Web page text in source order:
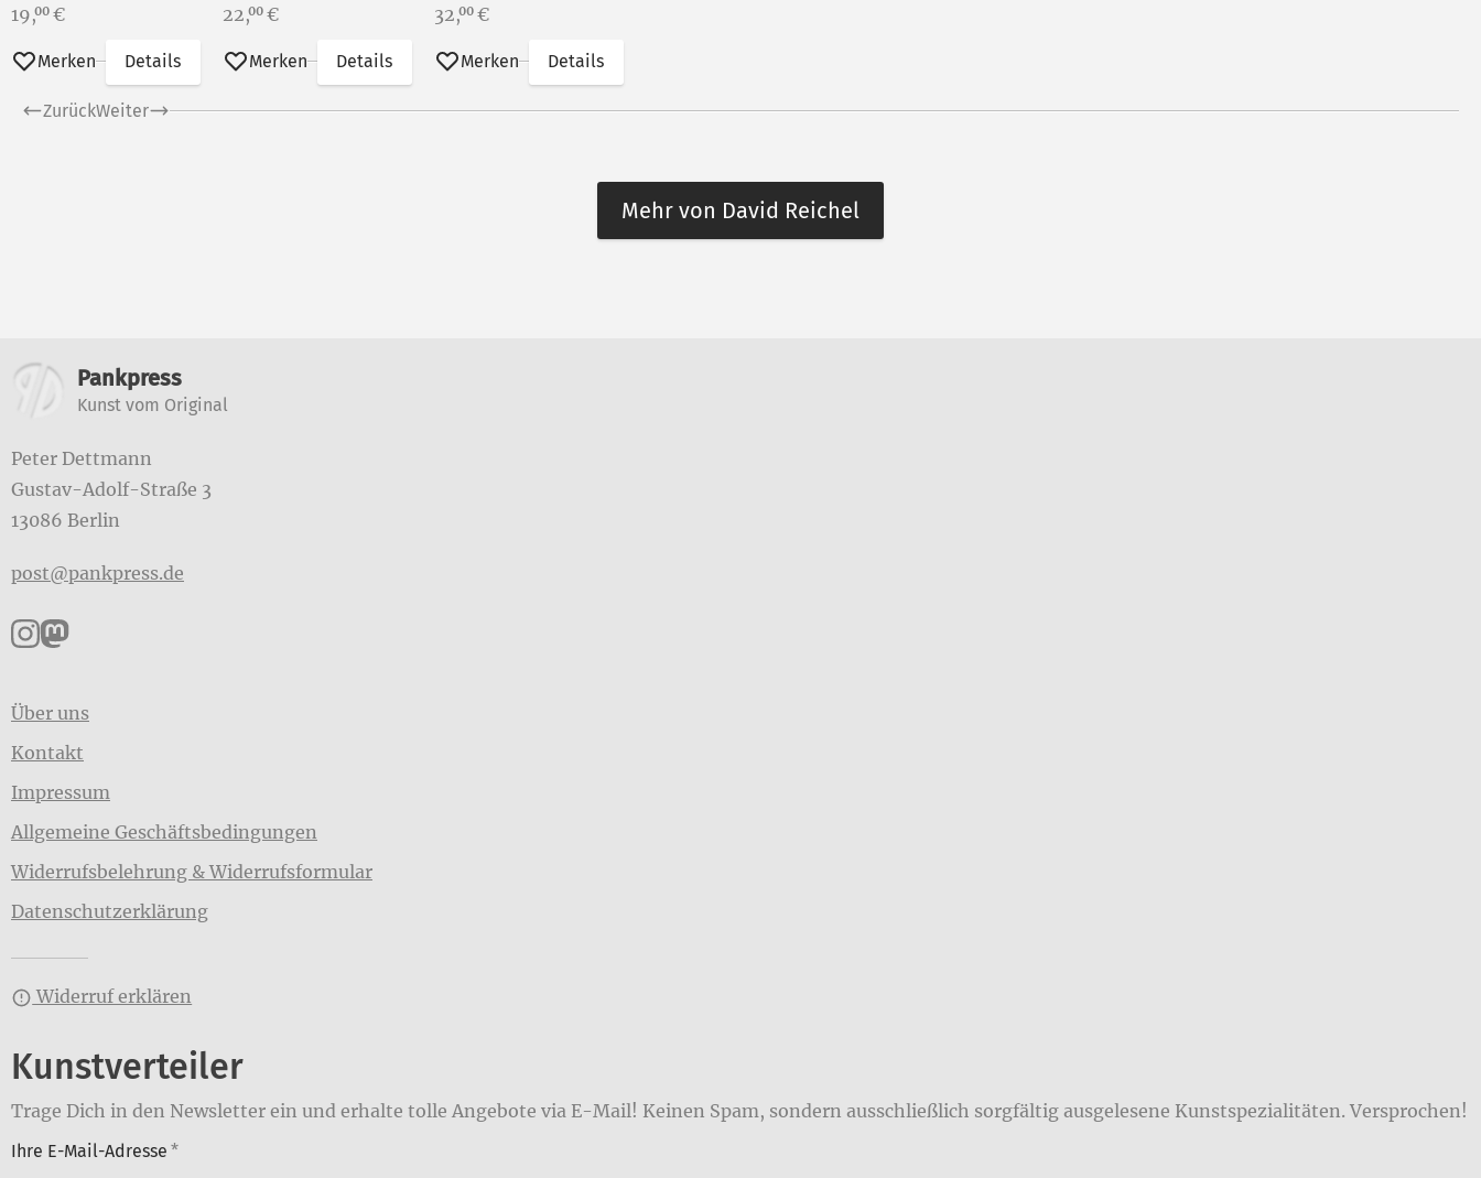
Preis:
19,00 €
Merken Details
Preis:
22,00 €
Merken Details
Preis:
32,00 €
Merken Details
ZurückWeiter
Mehr von David Reichel
Weitere Informationen
Pankpress
Kunst vom Original
Peter Dettmann
Gustav-Adolf-Straße 3
13086 Berlin
post@pankpress.de
Pankpress auf Instagram
Pankpress auf Mastodon
Über uns
Kontakt
Impressum
Allgemeine Geschäftsbedingungen
Widerrufsbelehrung & Widerrufsformular
Datenschutzerklärung
Widerruf erklären
Kunstverteiler
Trage Dich in den Newsletter ein und erhalte tolle Angebote via E-Mail! Keinen Spam, sondern ausschließlich sorgfältig ausgelesene Kunstspezialitäten. Versprochen!
Ihre E-Mail-Adresse *